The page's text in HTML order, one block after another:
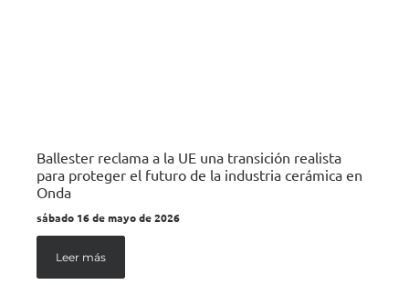
Ballester reclama a la UE una transición realista
para proteger el futuro de la industria cerámica en
Onda
sábado 16 de mayo de 2026
Leer más